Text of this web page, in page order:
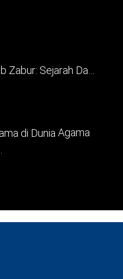
Zabur: Sejarah Da…
Agama